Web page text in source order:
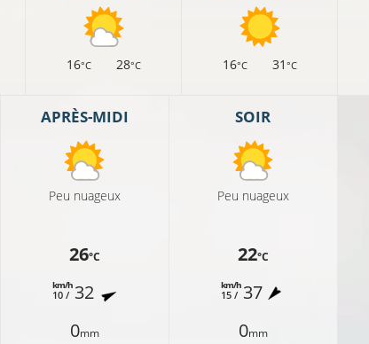
16°C 28°C 16°C 31 °C
APRÈS-MIDI
Peu nuageux
26°C
10 /
km/h 32
0mm
SOIR
Peu nuageux
22°C
15 /
km/h 37
0mm